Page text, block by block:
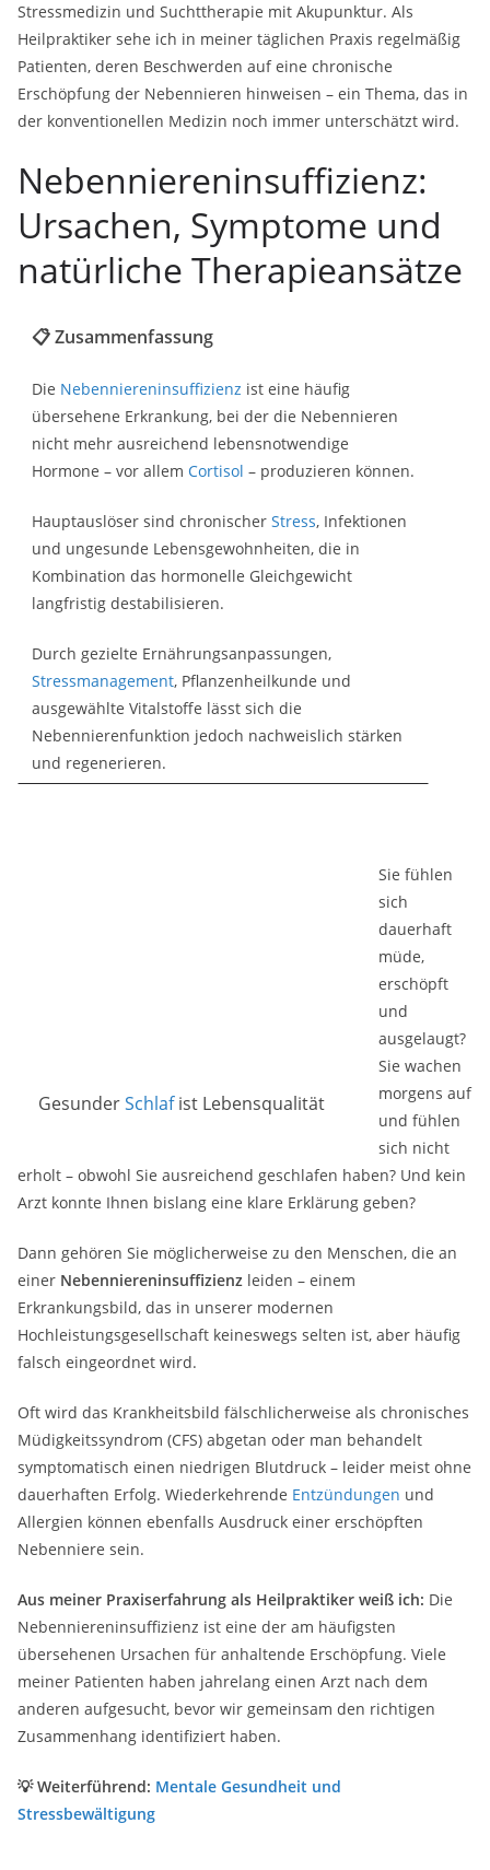
Stressmedizin und Suchttherapie mit Akupunktur. Als
Heilpraktiker sehe ich in meiner täglichen Praxis regelmäßig
Patienten, deren Beschwerden auf eine chronische
Erschöpfung der Nebennieren hinweisen – ein Thema, das in
der konventionellen Medizin noch immer unterschätzt wird.
Nebenniereninsuffizienz:
Ursachen, Symptome und
natürliche Therapieansätze
📋 Zusammenfassung
Die Nebenniereninsuffizienz ist eine häufig
übersehene Erkrankung, bei der die Nebennieren
nicht mehr ausreichend lebensnotwendige
Hormone – vor allem Cortisol – produzieren können.
Hauptauslöser sind chronischer Stress, Infektionen
und ungesunde Lebensgewohnheiten, die in
Kombination das hormonelle Gleichgewicht
langfristig destabilisieren.
Durch gezielte Ernährungsanpassungen,
Stressmanagement, Pflanzenheilkunde und
ausgewählte Vitalstoffe lässt sich die
Nebennierenfunktion jedoch nachweislich stärken
und regenerieren.
GesunderSchlafist Lebensqualität
Sie fühlen
sich
dauerhaft
müde,
erschöpft
und
ausgelaugt?
Sie wachen
morgens auf
und fühlen
sich nicht
erholt – obwohl Sie ausreichend geschlafen haben? Und kein
Arzt konnte Ihnen bislang eine klare Erklärung geben?
Dann gehören Sie möglicherweise zu den Menschen, die an
einer Nebenniereninsuffizienz leiden – einem
Erkrankungsbild, das in unserer modernen
Hochleistungsgesellschaft keineswegs selten ist, aber häufig
falsch eingeordnet wird.
Oft wird das Krankheitsbild fälschlicherweise als chronisches
Müdigkeitssyndrom (CFS) abgetan oder man behandelt
symptomatisch einen niedrigen Blutdruck – leider meist ohne
dauerhaften Erfolg. Wiederkehrende Entzündungen und
Allergien können ebenfalls Ausdruck einer erschöpften
Nebenniere sein.
Aus meiner Praxiserfahrung als Heilpraktiker weiß ich: Die
Nebenniereninsuffizienz ist eine der am häufigsten
übersehenen Ursachen für anhaltende Erschöpfung. Viele
meiner Patienten haben jahrelang einen Arzt nach dem
anderen aufgesucht, bevor wir gemeinsam den richtigen
Zusammenhang identifiziert haben.
💡 Weiterführend: Mentale Gesundheit und
Stressbewältigung